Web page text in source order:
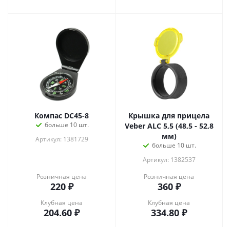
Компас DC45-8
больше 10 шт.
Артикул: 1381729
Розничная цена
220₽
Клубная цена
204.60 ₽
Крышка для прицела
Veber ALC 5,5 (48,5 - 52,8
мм)
больше 10 шт.
Артикул: 1382537
Розничная цена
360₽
Клубная цена
334.80 ₽